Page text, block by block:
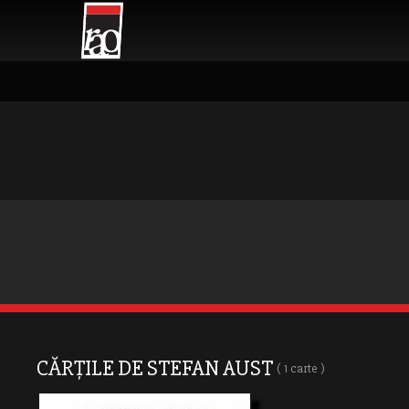
CĂRȚILE DE STEFAN AUST ( 1 carte )